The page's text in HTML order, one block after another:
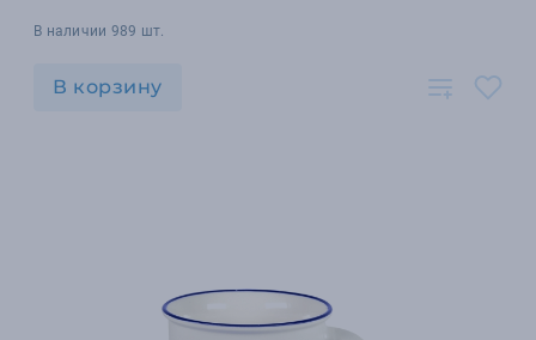
В наличии 989 шт.
В корзину